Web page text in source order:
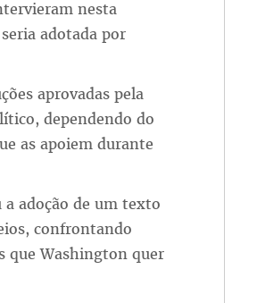
nesta
adotada por
aprovadas pela
dependendo do
as apoiem durante
adoção de um texto
confrontando
que Washington quer